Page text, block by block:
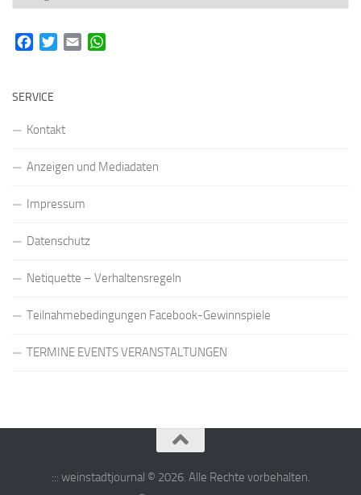
FacebookTwitterEmail
SERVICE
Kontakt
Anzeigen und Mediadaten
Impressum
Datenschutz
Netiquette – Verhaltensregeln
Teilnahmebedingungen Facebook-Gewinnspiele
TERMINE EVENTS VERANSTALTUNGEN
::: weinstadtjournal © 2026. Alle Rechte vorbehalten.